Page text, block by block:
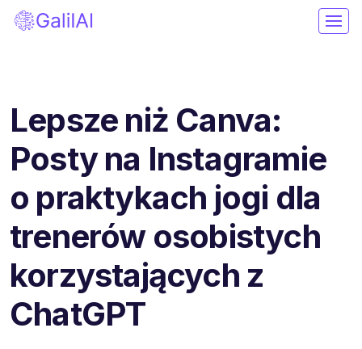
Lepsze niż Canva:
Posty na Instagramie
o praktykach jogi dla
trenerów osobistych
korzystających z
ChatGPT